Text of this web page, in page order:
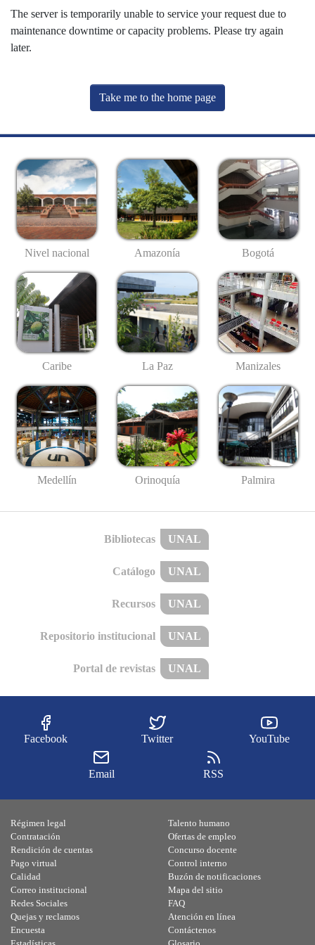
The server is temporarily unable to service your request due to
maintenance downtime or capacity problems. Please try again
later.
Take me to the home page
Nivel nacional Amazonía Bogotá
Caribe La Paz Manizales
Medellín Orinoquía Palmira
Bibliotecas UNAL
Catálogo UNAL
Recursos UNAL
Repositorio institucional UNAL
Portal de revistas UNAL
Facebook Twitter YouTube
Email RSS
Régimen legal
Contratación
Rendición de cuentas
Pago virtual
Calidad
Talento humano
Ofertas de empleo
Concurso docente
Control interno
Buzón de notificaciones
Correo institucional
Redes Sociales
Quejas y reclamos
Encuesta
Mapa del sitio
FAQ
Atención en línea
Contáctenos